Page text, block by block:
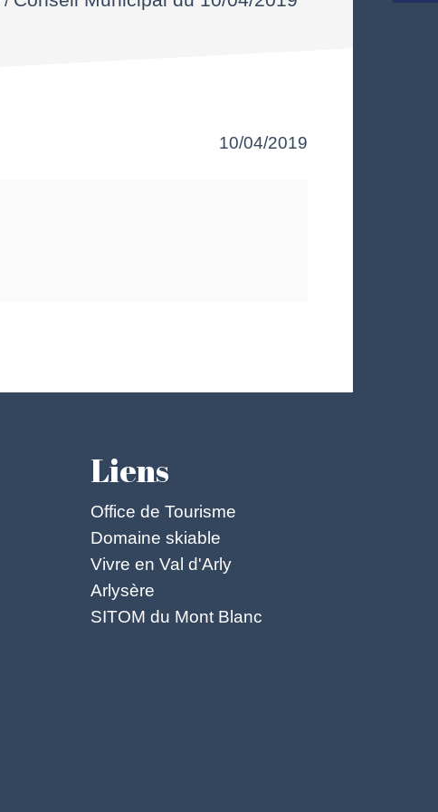
10/04/2019
Liens
Office de Tourisme
Domaine skiable
Vivre en Val d'Arly
Arlysère
SITOM du Mont Blanc